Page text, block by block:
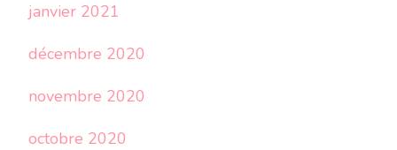
janvier 2021
décembre 2020
novembre 2020
octobre 2020